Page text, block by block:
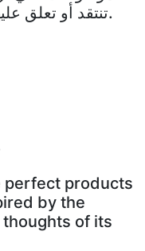
تنتقد أو تعلق عليها فيما يختص مولدات جين باور.
perfect products
by the
of its